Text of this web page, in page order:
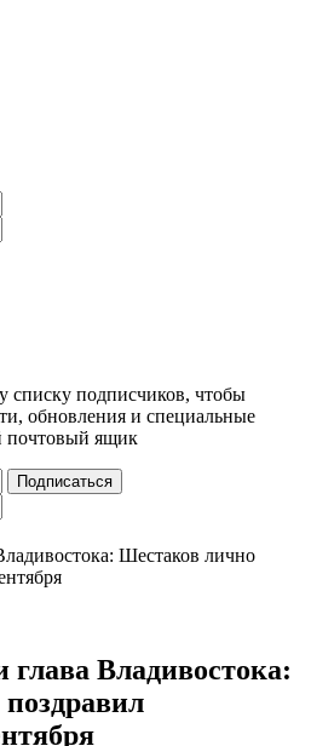
списку подписчиков, чтобы
обновления и специальные
почтовый ящик
Подписаться
глава Владивостока: